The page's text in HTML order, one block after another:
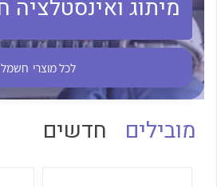
מיתוג
לכל מוצרי חשמל
מובילים חדשים